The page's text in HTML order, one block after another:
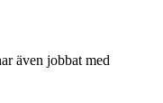
även jobbat med